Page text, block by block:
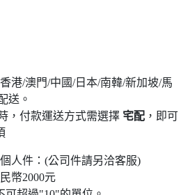
港/澳門/中國/日本/南韓/新加坡/馬
送。
，付款運送方式需選擇 宅配 ，即可
人件：(公司件請另洽客服)
幣2000元